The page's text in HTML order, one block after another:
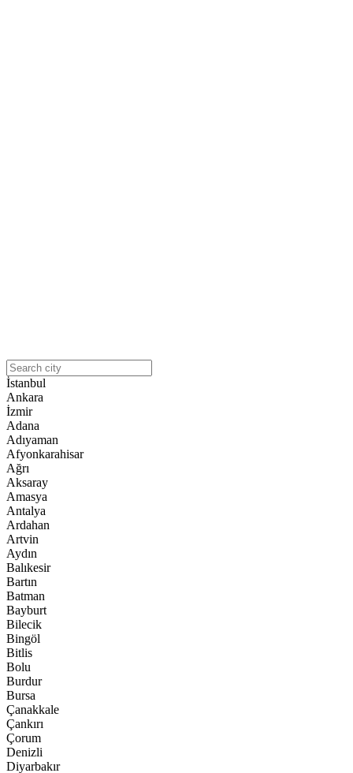
İstanbul
Ankara
İzmir
Adana
Adıyaman
Afyonkarahisar
Ağrı
Aksaray
Amasya
Antalya
Ardahan
Artvin
Aydın
Balıkesir
Bartın
Batman
Bayburt
Bilecik
Bingöl
Bitlis
Bolu
Burdur
Bursa
Çanakkale
Çankırı
Çorum
Denizli
Diyarbakır